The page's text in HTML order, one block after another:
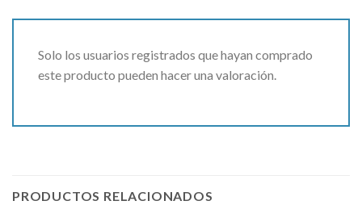
Solo los usuarios registrados que hayan comprado
este producto pueden hacer una valoración.
PRODUCTOS RELACIONADOS